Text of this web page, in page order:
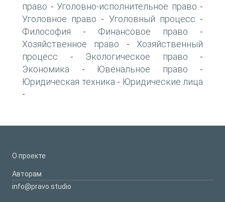
право - Уголовно-исполнительное право -
Уголовное право - Уголовный процесс -
Философия - Финансовое право -
Хозяйственное право - Хозяйственный
процесс - Экологическое право -
Экономика - Ювенальное право -
Юридическая техника - Юридические лица
-
О проекте
Авторам
info@pravo.studio